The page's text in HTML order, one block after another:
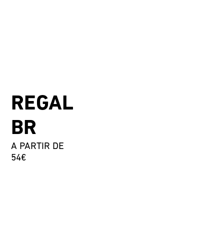
REGAL
BR
A PARTIR DE
54€